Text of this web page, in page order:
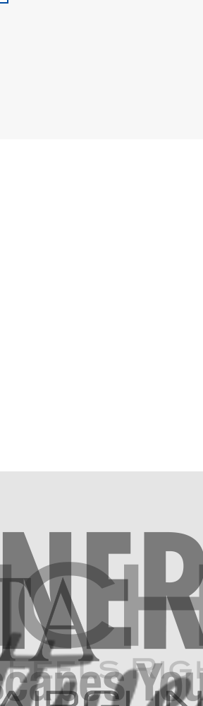
Steiner-Optik on jo yli 70
vuoden ajan ollut
korkeimman laadun ja